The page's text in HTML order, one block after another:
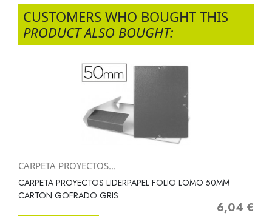
CUSTOMERS WHO BOUGHT THIS
PRODUCT ALSO BOUGHT:
CARPETA PROYECTOS...
CARPETA PROYECTOS LIDERPAPEL FOLIO LOMO 50MM
CARTON GOFRADO GRIS
Precio
6,04 €